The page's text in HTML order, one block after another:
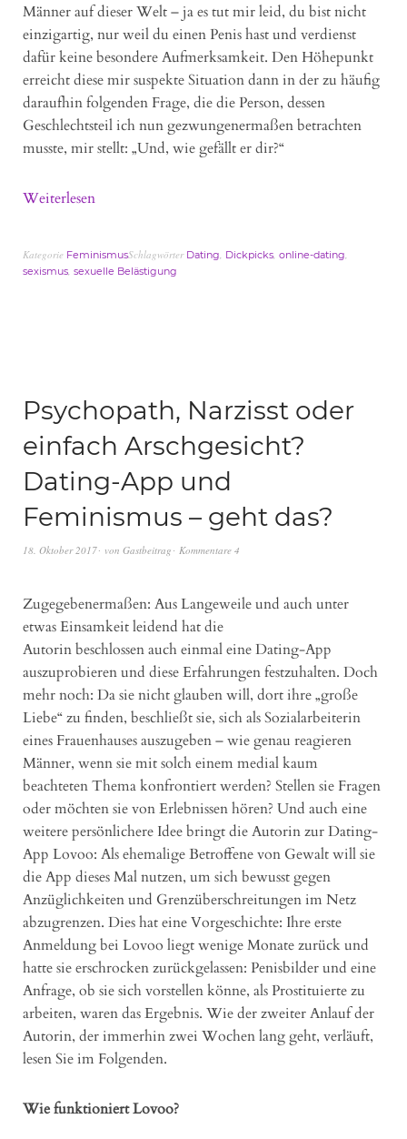
Männer auf dieser Welt – ja es tut mir leid, du bist nicht
einzigartig, nur weil du einen Penis hast und verdienst
dafür keine besondere Aufmerksamkeit. Den Höhepunkt
erreicht diese mir suspekte Situation dann in der zu häufig
daraufhin folgenden Frage, die die Person, dessen
Geschlechtsteil ich nun gezwungenermaßen betrachten
musste, mir stellt: „Und, wie gefällt er dir?“
Weiterlesen
Kategorie FeminismusSchlagwörter Dating Dickpicks online-dating
sexismus sexuelle Belästigung
Psychopath, Narzisst oder
einfach Arschgesicht?
Dating-App und
Feminismus – geht das?
18. Oktober 2017 von Gastbeitrag Kommentare 4
Zugegebenermaßen: Aus Langeweile und auch unter
etwas Einsamkeit leidend hat die
Autorin beschlossen auch einmal eine Dating-App
auszuprobieren und diese Erfahrungen festzuhalten. Doch
mehr noch: Da sie nicht glauben will, dort ihre „große
Liebe“ zu finden, beschließt sie, sich als Sozialarbeiterin
eines Frauenhauses auszugeben – wie genau reagieren
Männer, wenn sie mit solch einem medial kaum
beachteten Thema konfrontiert werden? Stellen sie Fragen
oder möchten sie von Erlebnissen hören? Und auch eine
weitere persönlichere Idee bringt die Autorin zur Dating-
App Lovoo: Als ehemalige Betroffene von Gewalt will sie
die App dieses Mal nutzen, um sich bewusst gegen
Anzüglichkeiten und Grenzüberschreitungen im Netz
abzugrenzen. Dies hat eine Vorgeschichte: Ihre erste
Anmeldung bei Lovoo liegt wenige Monate zurück und
hatte sie erschrocken zurückgelassen: Penisbilder und eine
Anfrage, ob sie sich vorstellen könne, als Prostituierte zu
arbeiten, waren das Ergebnis. Wie der zweiter Anlauf der
Autorin, der immerhin zwei Wochen lang geht, verläuft,
lesen Sie im Folgenden.
Wie funktioniert Lovoo?